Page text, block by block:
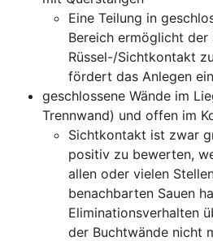
Eine Teilung in
Bereich ermöglicht der
Rüssel-/Sichtkontakt
fördert das Anlegen
geschlossene Wände im
Trennwand) und offen im
Sichtkontakt ist zwar
positiv zu bewerten,
allen oder vielen
benachbarten Sauen
Eliminationsverhalten
der Buchtwände nicht